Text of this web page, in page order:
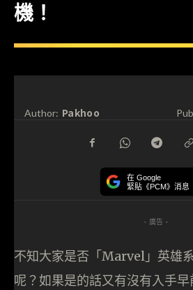
機！
Author: Pakhoo
在 Google
緊貼《PCM》消息
- 廣告 -
不知大家是否「Marvel」英雄
呢？如果是的話又有沒有入手早